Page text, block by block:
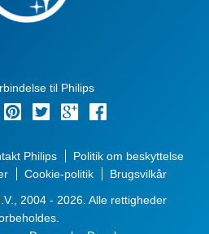
til Philips
Philips
Politik om beskyttelse
Cookie-politik
Brugsvilkår
2004 - 2026. Alle rettigheder